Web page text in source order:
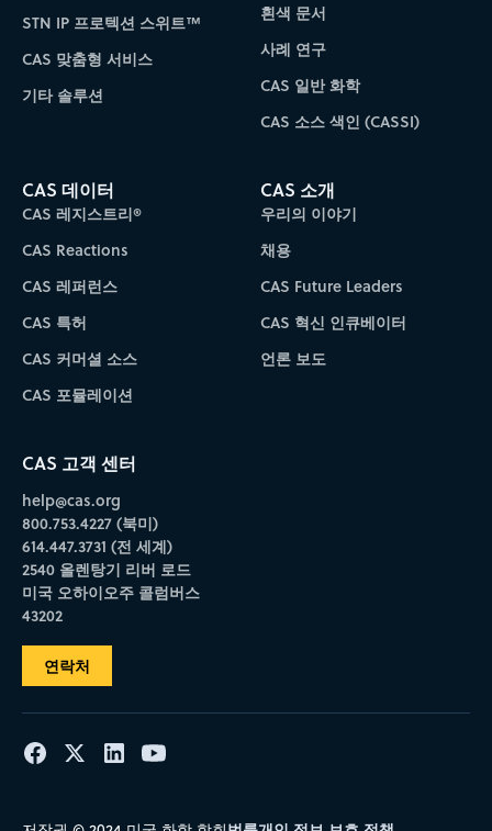
STN IP 프로텍션 스위트™
CAS 맞춤형 서비스
기타 솔루션
흰색 문서
사례 연구
CAS 일반 화학
CAS 소스 색인 (CASSI)
CAS 데이터
CAS 레지스트리®
CAS Reactions
CAS 레퍼런스
CAS 특허
CAS 커머셜 소스
CAS 포뮬레이션
CAS 소개
우리의 이야기
채용
CAS Future Leaders
CAS 혁신 인큐베이터
언론 보도
CAS 고객 센터
help@cas.org
800.753.4227 (북미)
614.447.3731 (전 세계)
2540 올렌탕기 리버 로드
미국 오하이오주 콜럼버스
43202
연락처